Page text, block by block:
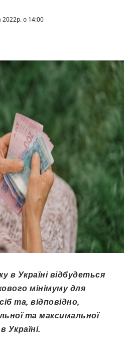
2022р. о 14:00
в Україні відбудеться
мінімуму для
та, відповідно,
та максимальної
Україні.